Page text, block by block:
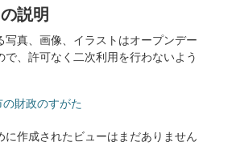
説明
写真、画像、イラストはオープンデー
で、許可なく二次利用を行わないよう
財政のすがた
に作成されたビューはまだありません